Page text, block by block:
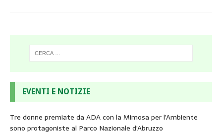
EVENTI E NOTIZIE
Tre donne premiate da ADA con la Mimosa per l’Ambiente
sono protagoniste al Parco Nazionale d’Abruzzo